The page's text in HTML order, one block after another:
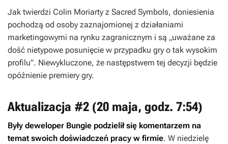
Jak twierdzi Colin Moriarty z Sacred Symbols, doniesienia
pochodzą od osoby zaznajomionej z działaniami
marketingowymi na rynku zagranicznym i są „uważane za
dość nietypowe posunięcie w przypadku gry o tak wysokim
profilu”. Niewykluczone, że następstwem tej decyzji będzie
opóźnienie premiery gry.
Aktualizacja #2 (20 maja, godz. 7:54)
Były deweloper Bungie podzielił się komentarzem na
temat swoich doświadczeń pracy w firmie. W niedzielę